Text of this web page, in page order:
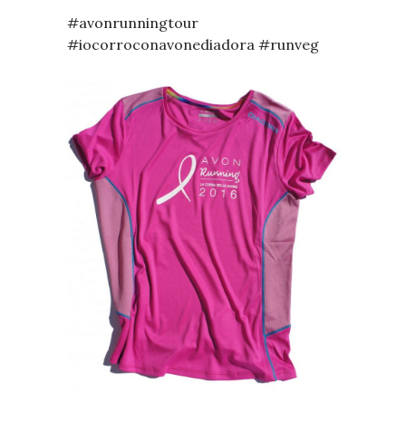
#avonrunningtour
#iocorroconavonediadora #runveg